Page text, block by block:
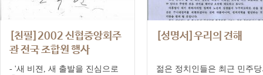
[친필]2002 신협중앙회주
관 전국 조합원 행사
- '새 비젼, 새 출발을 진심으로
[성명서]우리의 견해
젊은 정치인들은 최근 민주